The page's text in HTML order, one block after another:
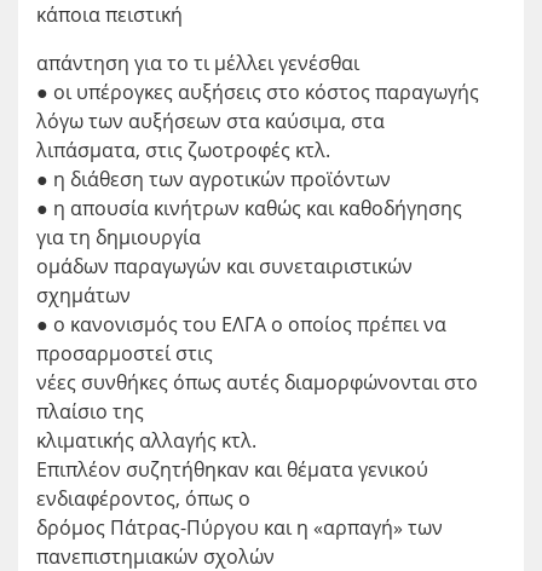
κάποια πειστική
απάντηση για το τι μέλλει γενέσθαι
● οι υπέρογκες αυξήσεις στο κόστος παραγωγής
λόγω των αυξήσεων στα καύσιμα, στα
λιπάσματα, στις ζωοτροφές κτλ.
● η διάθεση των αγροτικών προϊόντων
● η απουσία κινήτρων καθώς και καθοδήγησης
για τη δημιουργία
ομάδων παραγωγών και συνεταιριστικών
σχημάτων
● ο κανονισμός του ΕΛΓΑ ο οποίος πρέπει να
προσαρμοστεί στις
νέες συνθήκες όπως αυτές διαμορφώνονται στο
πλαίσιο της
κλιματικής αλλαγής κτλ.
Επιπλέον συζητήθηκαν και θέματα γενικού
ενδιαφέροντος, όπως ο
δρόμος Πάτρας-Πύργου και η «αρπαγή» των
πανεπιστημιακών σχολών